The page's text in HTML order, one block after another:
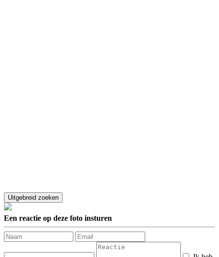
Een reactie op deze foto insturen